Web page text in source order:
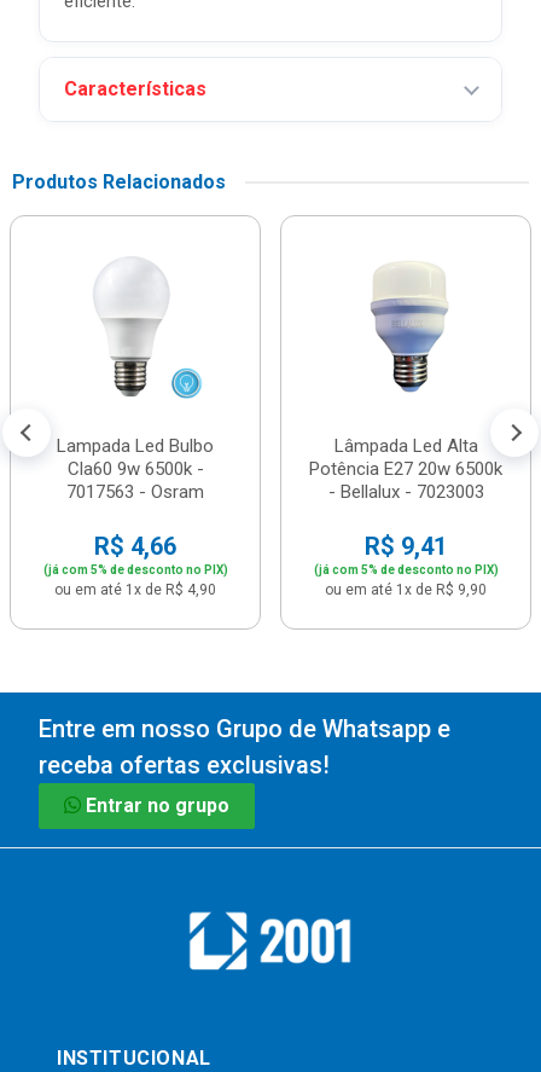
Características
Produtos Relacionados
Lampada Led Bulbo
Cla60 9w 6500k -
7017563 - Osram
R$ 4,66
(já com 5% de desconto no PIX)
ou em até 1x de R$ 4,90
Lâmpada Led Alta
Potência E27 20w 6500k
- Bellalux - 7023003
R$ 9,41
(já com 5% de desconto no PIX)
ou em até 1x de R$ 9,90
Entre em nosso Grupo de Whatsapp e
receba ofertas exclusivas!
Entrar no grupo
INSTITUCIONAL